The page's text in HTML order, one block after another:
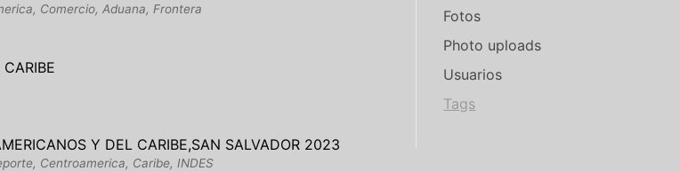
Comercio, Aduana, Frontera
Y DEL CARIBE,SAN SALVADOR 2023
Centroamerica, Caribe, INDES
Fotos
Photo uploads
Usuarios
Tags